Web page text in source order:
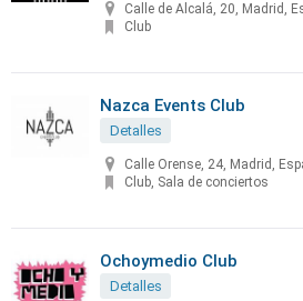
Calle de Alcalá, 20, Madrid,
Club
Nazca Events Club
Detalles
Calle Orense, 24, Madrid,
Club, Sala de conciertos
Ochoymedio Club
Detalles